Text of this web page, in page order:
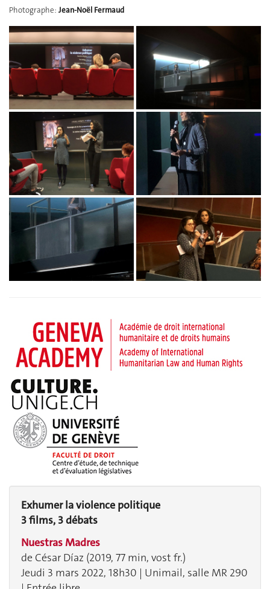
Photographe: Jean-Noël Fermaud
Exhumer la violence politique
3 films, 3 débats
Nuestras Madres
de César Díaz (2019, 77 min, vost fr.)
Jeudi 3 mars 2022, 18h30 | Unimail, salle MR 290